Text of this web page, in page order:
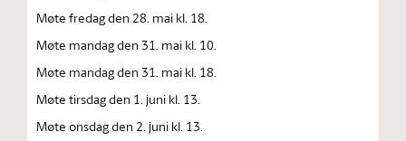
Møte fredag den 28. mai kl. 18.
Møte mandag den 31. mai kl. 10.
Møte mandag den 31. mai kl. 18.
Møte tirsdag den 1. juni kl. 13.
Møte onsdag den 2. juni kl. 13.